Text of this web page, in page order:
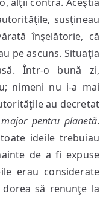
susţineau
înşelătorie, că
pe ascuns. Situaţia
Într-o bună zi,
nimeni nu i-a mai
au decretat
pentru planetă.
ideile trebuiau
de a fi expuse
erau considerate
să renunţe la